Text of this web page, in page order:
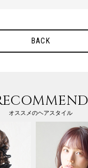
BACK
オススメのヘアスタイル